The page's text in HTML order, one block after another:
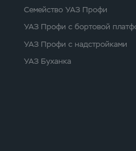
Семейство УАЗ Профи
УАЗ Профи с бортовой
УАЗ Профи с надстройками
УАЗ Буханка